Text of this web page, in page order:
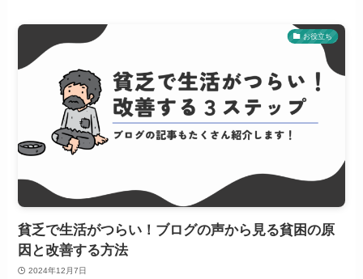
お役立ち
貧乏で生活がつらい！ブログの声から見る貧困の原
因と改善する方法
2024年12月7日